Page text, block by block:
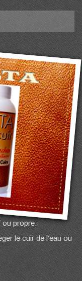
ou propre.
le cuir de l’eau ou